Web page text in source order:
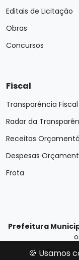
Editais de Licitação
Obras
Concursos
Fiscal
Transparência Fiscal
Radar da
Receitas
Despesas
Frota
Prefeitura
🍪 Usamos